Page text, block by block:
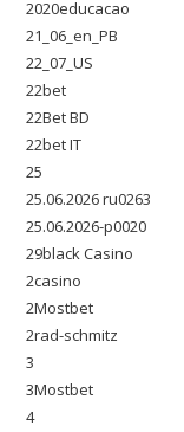
2020educacao
21_06_en_PB
22_07_US
22bet
22Bet BD
22bet IT
25
25.06.2026 ru0263
25.06.2026-p0020
29black Casino
2casino
2Mostbet
2rad-schmitz
3
3Mostbet
4